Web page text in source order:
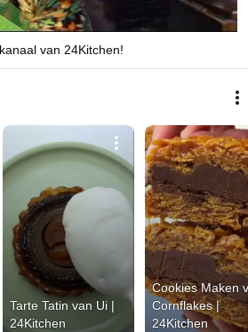
van 24Kitchen!
Tarte Tatin van Ui |
24Kitchen
Cookies Maken
Cornflakes |
24Kitchen